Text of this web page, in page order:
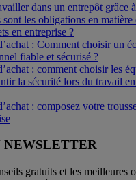
dans un entrepôt grâce
sont les obligations en matière
en entreprise ?
: Comment choisir un
fiable et sécurisé ?
: comment choisir les
la sécurité lors du travail
: composez votre
gratuits et les meilleures